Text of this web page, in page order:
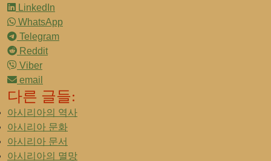
LinkedIn
WhatsApp
Telegram
Reddit
Viber
email
다른 글들:
아시리아의 역사
아시리아 문화
아시리아 문서
아시리아의 멸망